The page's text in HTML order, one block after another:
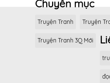
Chuyên mục
Truyện Tranh Truyện
Truyện Tranh 3Q Mới